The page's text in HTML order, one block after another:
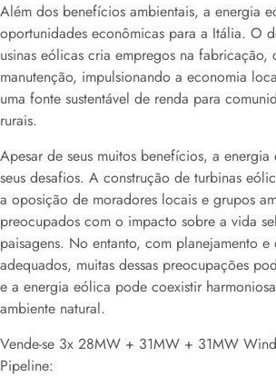
Além dos benefícios ambientais, a energia
oportunidades econômicas para a Itália. O
usinas eólicas cria empregos na fabricação,
manutenção, impulsionando a economia
uma fonte sustentável de renda para
rurais.
Apesar de seus muitos benefícios, a
seus desafios. A construção de turbinas
a oposição de moradores locais e grupos
preocupados com o impacto sobre a vida
paisagens. No entanto, com planejamento e
adequados, muitas dessas preocupações
e a energia eólica pode coexistir
ambiente natural.
Vende-se 3x 28MW + 31MW + 31MW
Pipeline: